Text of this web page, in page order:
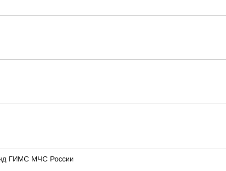
ГИМС МЧС России